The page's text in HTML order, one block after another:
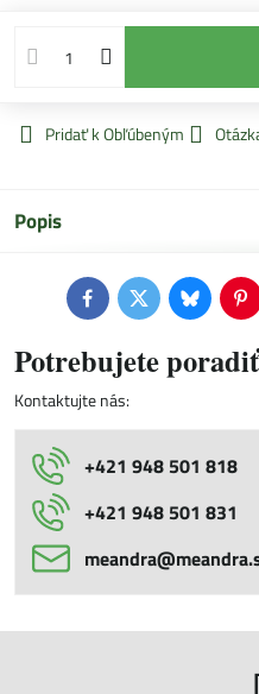
Pridať k Obľúbeným
Popis
FacebookTwitterBluesky
Potrebujete
Kontaktujte nás:
+421 948 501 818
+421 948 501 831